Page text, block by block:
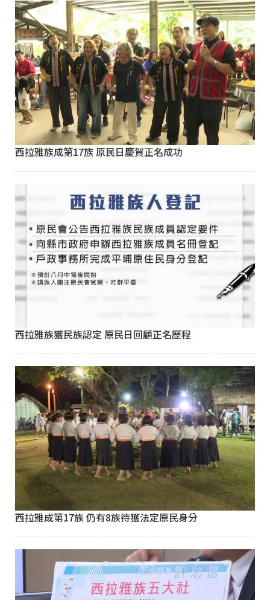
西拉雅族成第17族 原民日慶賀正名成功
西拉雅族獲民族認定 原民日回顧正名歷程
西拉雅成第17族 仍有8族待獲法定原民身分